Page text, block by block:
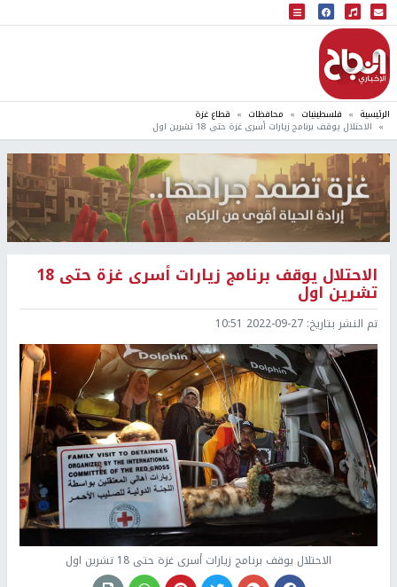
البث المباشر
إذاعة النجاح
الرئيسية فلسطينيات محافظات قطاع غزة
الاحتلال يوقف برنامج زيارات أسرى غزة حتى 18 تشرين اول
الاحتلال يوقف برنامج زيارات أسرى غزة حتى 18
تشرين اول
تم النشر بتاريخ: 2022-09-27 10:51
الاحتلال يوقف برنامج زيارات أسرى غزة حتى 18 تشرين اول